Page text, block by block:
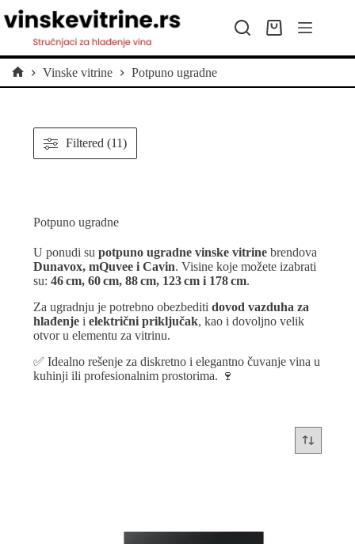
na
Kolica
kupovinu
Početna
Vinske vitrine Potpuno ugradne
Potpuno ugradne
U ponudi su potpuno ugradne vinske vitrinebrendova
Dunavox, mQuvee i Cavin. Visine koje možete izabrati
su: 46 cm, 60 cm, 88 cm, 123 cm i 178 cm.
Za ugradnju je potrebno obezbediti dovod vazduha za
hlađenjei električni priključak, kao i dovoljno velik
otvor u elementu za vitrinu.
✅ Idealno rešenje za diskretno i elegantno čuvanje vina u
kuhinji ili profesionalnim prostorima. 🍷
Filtered (11)